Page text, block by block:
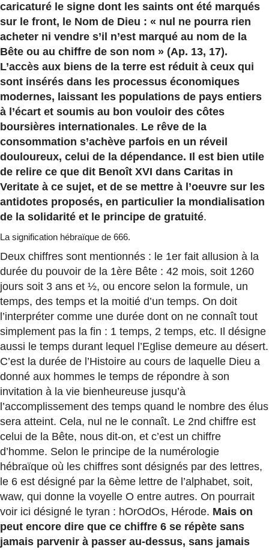
caricaturé le signe dont les saints ont été marqués
sur le front, le Nom de Dieu : « nul ne pourra rien
acheter ni vendre s’il n’est marqué au nom de la
Bête ou au chiffre de son nom » (Ap. 13, 17).
L’accès aux biens de la terre est réduit à ceux qui
sont insérés dans les processus économiques
modernes, laissant les populations de pays entiers
à l’écart et soumis au bon vouloir des côtes
boursières internationales. Le rêve de la
consommation s’achève parfois en un réveil
douloureux, celui de la dépendance. Il est bien utile
de relire ce que dit Benoît XVI dans Caritas in
Veritate à ce sujet, et de se mettre à l’oeuvre sur les
antidotes proposés, en particulier la mondialisation
de la solidarité et le principe de gratuité.
La signification hébraïque de 666.
Deux chiffres sont mentionnés : le 1er fait allusion à la
durée du pouvoir de la 1ère Bête : 42 mois, soit 1260
jours soit 3 ans et ½, ou encore selon la formule, un
temps, des temps et la moitié d’un temps. On doit
l’interpréter comme une durée dont on ne connaît tout
simplement pas la fin : 1 temps, 2 temps, etc. Il désigne
aussi le temps durant lequel l’Eglise demeure au désert.
C’est la durée de l’Histoire au cours de laquelle Dieu a
donné aux hommes le temps de répondre à son
invitation à la vie bienheureuse jusqu’à
l’accomplissement des temps quand le nombre des élus
sera atteint. Cela, nul ne le connaît. Le 2nd chiffre est
celui de la Bête, nous dit-on, et c’est un chiffre
d’homme. Selon le principe de la numérologie
hébraïque où les chiffres sont désignés par des lettres,
le 6 est désigné par la 6ème lettre de l’alphabet, soit,
waw, qui donne la voyelle O entre autres. On pourrait
voir ici désigné le tyran : hOrOdOs, Hérode. Mais on
peut encore dire que ce chiffre 6 se répète sans
jamais parvenir à passer au-dessus, sans jamais